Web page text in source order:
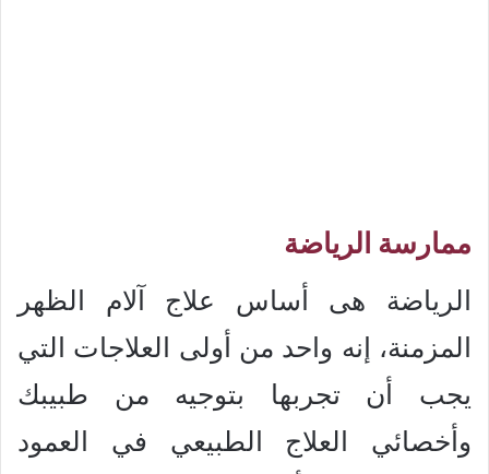
ممارسة الرياضة
الرياضة هى أساس علاج آلام الظهر
المزمنة، إنه واحد من أولى العلاجات التي
يجب أن تجربها بتوجيه من طبيبك
وأخصائي العلاج الطبيعي في العمود